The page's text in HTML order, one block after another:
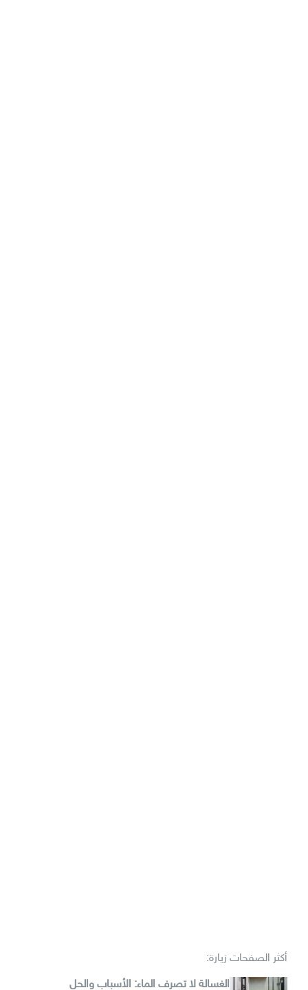
أكثر الصفحات زيارة:
الغسالة لا تصرف الماء: الأسباب والحل